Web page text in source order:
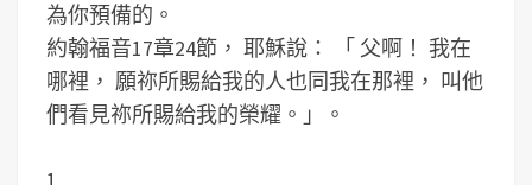
為你預備的。
約翰福音17章24節， 耶穌說： 「 父啊！ 我在
哪裡， 願祢所賜給我的人也同我在那裡， 叫他
們看見祢所賜給我的榮耀。」。